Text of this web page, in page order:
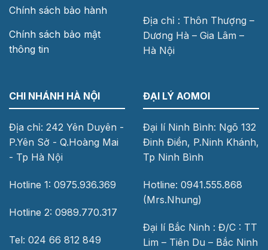
Chính sách bảo hành
Chính sách bảo mật
thông tin
Địa chỉ : Thôn Thượng –
Dương Hà – Gia Lâm –
Hà Nội
CHI NHÁNH HÀ NỘI
Địa chỉ: 242 Yên Duyên -
P.Yên Sở - Q.Hoàng Mai
- Tp Hà Nội
Hotline 1: 0975.936.369
Hotline 2: 0989.770.317
Tel: 024 66 812 849
ĐẠI LÝ AOMOI
Đại lí Ninh Bình: Ngõ 132
Đinh Điền, P.Ninh Khánh,
Tp Ninh Bình
Hotline: 0941.555.868
(Mrs.Nhung)
Đại lí Bắc Ninh : Đ/C : TT
Lim – Tiên Du – Bắc Ninh